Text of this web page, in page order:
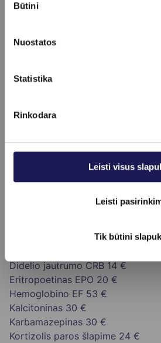
pasirinkimas
Būtini
Nuostatos
Statistika
Rinkodara
Leisti visus
Leisti
Tik būtini
Prieš tyrimą
C-reaktyvus baltymas (CRB) 10 €
Diamino oksidazė (DAO) 33 €
Androstendionas 14 €
Baltymų frakcijų nustatymas
CDT (decialotransferinas) 45 €
Didelio jautrumo CRB 14 €
Eritropoetinas EPO 20 €
Hemoglobino EF 53 €
Kalcitoninas 30 €
Karbamazepinas 30 €
Kortizolis paros šlapime 24 €